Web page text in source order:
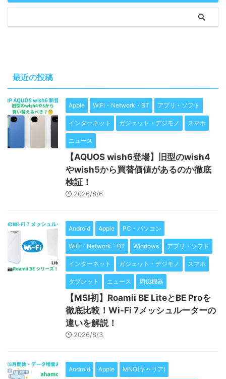
最近の投稿
Apple WiFi・Network・BT アプリ・ソフト
インターネット ガジェット・デジモノ スマホ
ニュース
【AQUOS wish6登場】旧型のwish4
やwish5から買替価値があるのか徹底
検証！
2026/8/6
Android Apple PC・パソコン
WiFi・Network・BT Windows アプリ・ソフト
インターネット ガジェット・デジモノ スマホ
タブレット ニュース 周辺機器
【MSI初】Roamii BE LiteとBE Proを
徹底比較！Wi-Fi 7メッシュルーターの
違いを解説！
2026/8/3
Android Apple MNO(キャリア)